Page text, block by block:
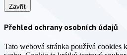
Zavřít
Přehled ochrany osobních údajů
Tato webová stránka používá cookies